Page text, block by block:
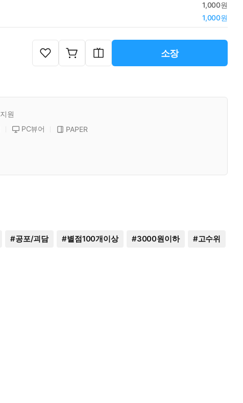
1,000원
1,000원
소장
지원
PC뷰어
PAPER
#공포/괴담 #별점100개이상 #3000원이하 #고수위